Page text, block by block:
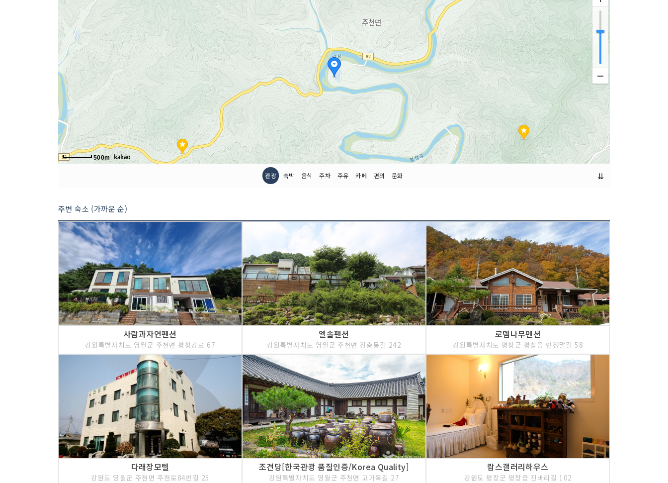
500m
관광 숙박 음식 주차 주유 카페 편의 문화 ⇊
주변 숙소 (가까운 순)
사람과자연펜션
강원특별자치도 영월군 주천면 평창강로 67
엘솔펜션
강원특별자치도 영월군 주천면 장충동길 242
로뎀나무펜션
강원특별자치도 평창군 평창읍 안정말길 58
다래장모텔
강원도 영월군 주천면 주천로84번길 25
조견당[한국관광 품질인증/Korea Quality]
강원특별자치도 영월군 주천면 고가옥길 27
람스갤러리하우스
강원도 평창군 평창읍 진바리길 102